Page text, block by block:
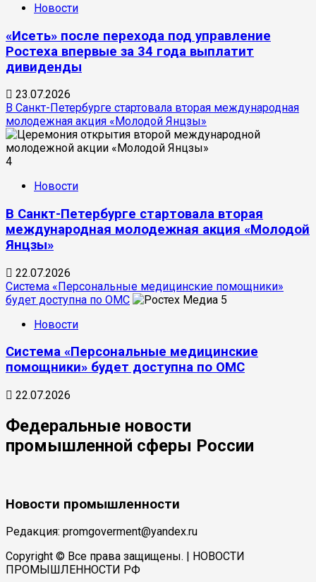
Новости
«Исеть» после перехода под управление
Ростеха впервые за 34 года выплатит
дивиденды
23.07.2026
В Санкт-Петербурге стартовала вторая международная
молодежная акция «Молодой Янцзы»
4
Новости
В Санкт-Петербурге стартовала вторая
международная молодежная акция «Молодой
Янцзы»
22.07.2026
Система «Персональные медицинские помощники»
будет доступна по ОМС
5
Новости
Система «Персональные медицинские
помощники» будет доступна по ОМС
22.07.2026
Федеральные новости
промышленной сферы России
Новости промышленности
Редакция: promgoverment@yandex.ru
Copyright © Все права защищены.
| НОВОСТИ
ПРОМЫШЛЕННОСТИ РФ